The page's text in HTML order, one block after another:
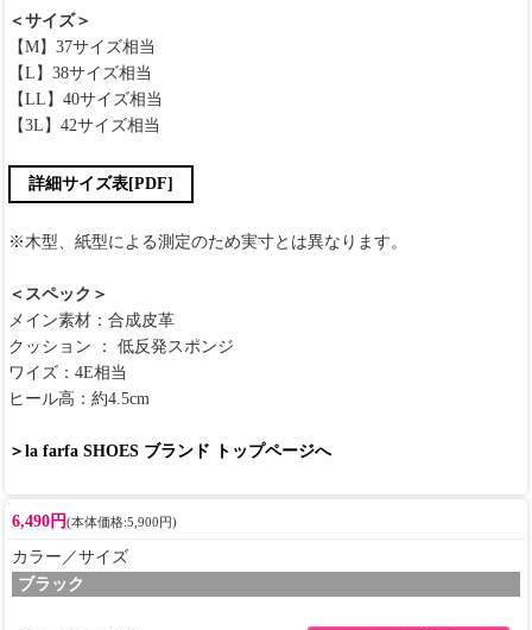
＜サイズ＞
【M】37サイズ相当
【L】38サイズ相当
【LL】40サイズ相当
【3L】42サイズ相当
詳細サイズ表[PDF]
※木型、紙型による測定のため実寸とは異なります。
＜スペック＞
メイン素材：合成皮革
クッション ： 低反発スポンジ
ワイズ：4E相当
ヒール高：約4.5cm
＞la farfa SHOES ブランド トップページへ
6,490円(本体価格:5,900円)
カラー／サイズ
ブラック